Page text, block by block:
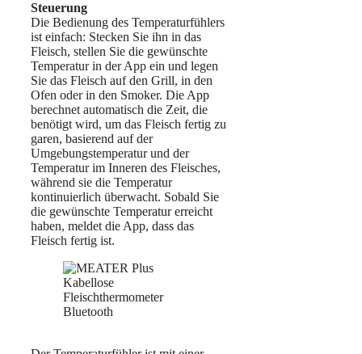
Steuerung
Die Bedienung des Temperaturfühlers
ist einfach: Stecken Sie ihn in das
Fleisch, stellen Sie die gewünschte
Temperatur in der App ein und legen
Sie das Fleisch auf den Grill, in den
Ofen oder in den Smoker. Die App
berechnet automatisch die Zeit, die
benötigt wird, um das Fleisch fertig zu
garen, basierend auf der
Umgebungstemperatur und der
Temperatur im Inneren des Fleisches,
während sie die Temperatur
kontinuierlich überwacht. Sobald Sie
die gewünschte Temperatur erreicht
haben, meldet die App, dass das
Fleisch fertig ist.